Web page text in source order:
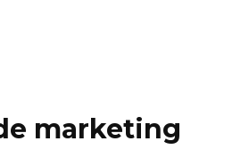
marketing